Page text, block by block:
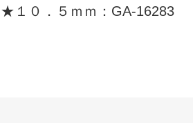
１０．５ｍｍ：GA-16283